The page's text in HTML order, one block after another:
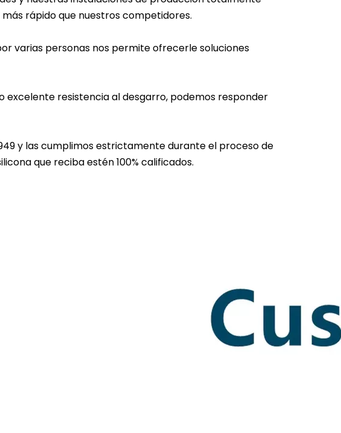
rápido que nuestros competidores.
varias personas nos permite ofrecerle soluciones
excelente resistencia al desgarro, podemos responder
y las cumplimos estrictamente durante el proceso de
que reciba estén 100% calificados.